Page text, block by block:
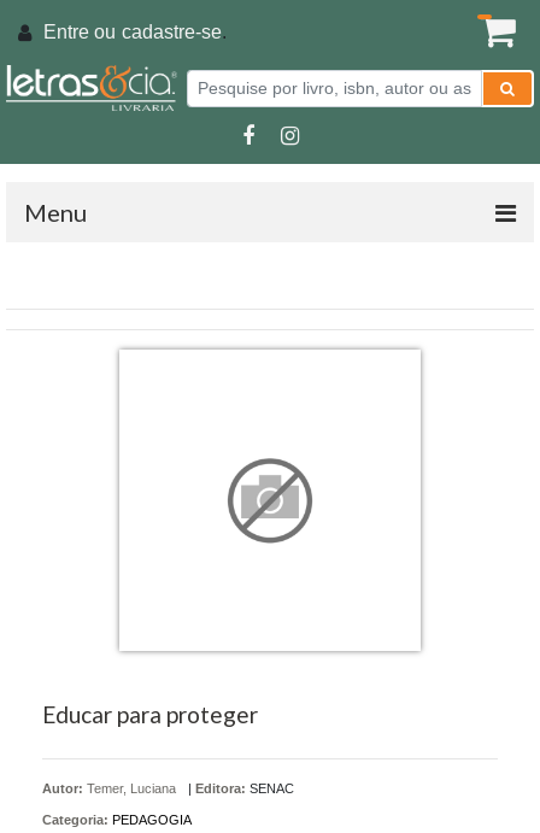
Entre ou cadastre-se.
Menu
Educar para proteger
Autor: Temer, Luciana | Editora: SENAC
Categoria: PEDAGOGIA